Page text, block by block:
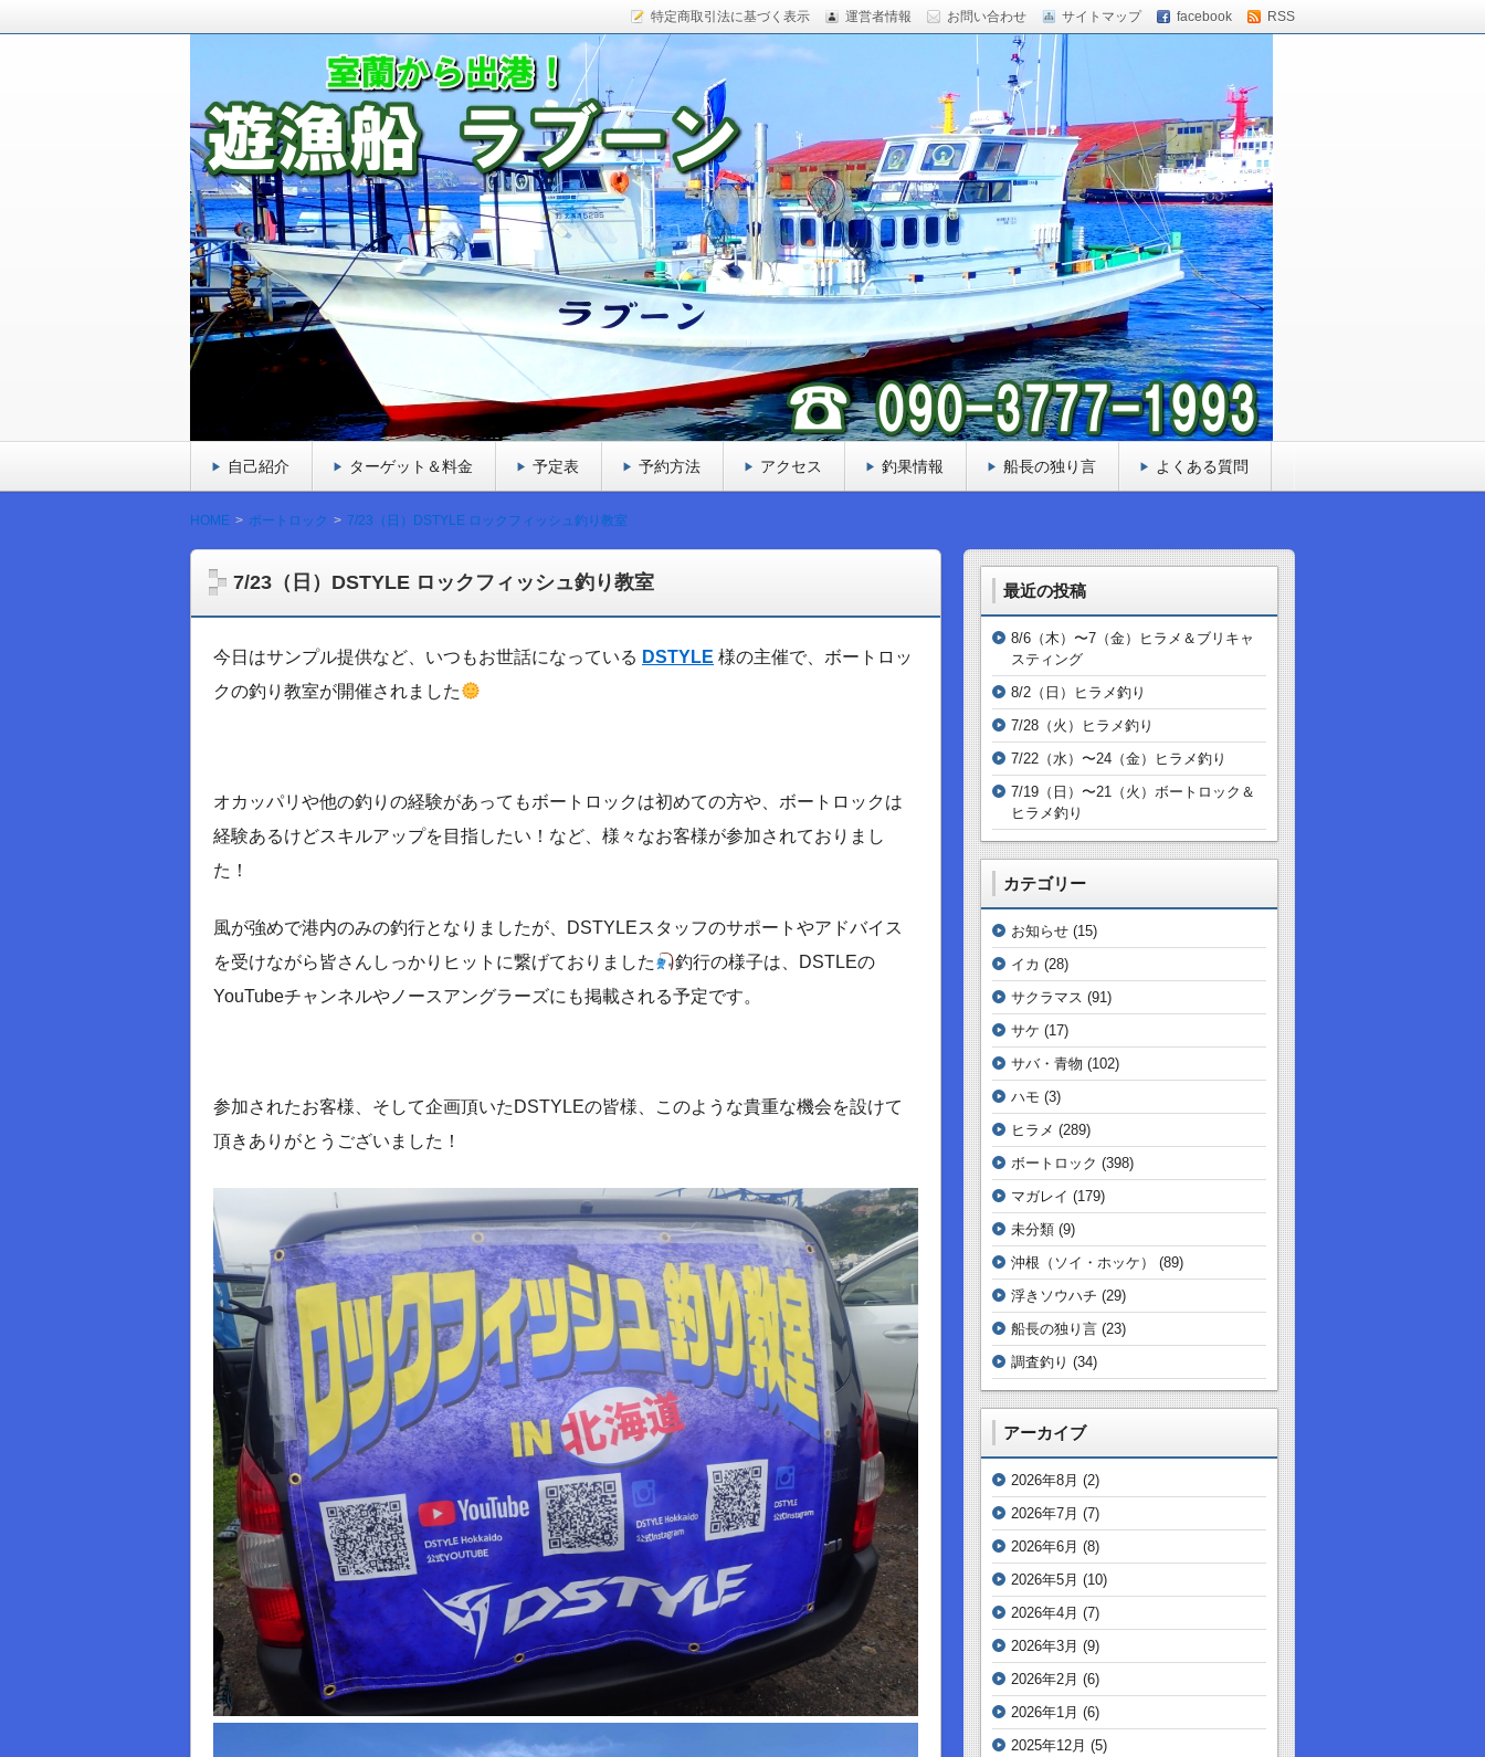
特定商取引法に基づく表示 運営者情報 お問い合わせ サイトマップ facebook RSS
室蘭 遊漁船 ラブーン
室蘭から出港している釣り船です！ロックフィッシュ、カレイ、ヒラメ、サケなど様々な魚をター
ゲットとし、お客様に満足頂ける遊漁船を目指しております。
自己紹介 ターゲット＆料金 予定表 予約方法 アクセス 釣果情報 船長の独り言 よくある質問
HOME ボートロック 7/23（日）DSTYLE ロックフィッシュ釣り教室
7/23（日）DSTYLE ロックフィッシュ釣り教室
今日はサンプル提供など、いつもお世話になっている DSTYLE 様の主催で、ボートロッ
クの釣り教室が開催されました
オカッパリや他の釣りの経験があってもボートロックは初めての方や、ボートロックは
経験あるけどスキルアップを目指したい！など、様々なお客様が参加されておりまし
た！
風が強めで港内のみの釣行となりましたが、DSTYLEスタッフのサポートやアドバイス
を受けながら皆さんしっかりヒットに繋げておりました
釣行の様子は、DSTLEの
YouTubeチャンネルやノースアングラーズにも掲載される予定です。
参加されたお客様、そして企画頂いたDSTYLEの皆様、このような貴重な機会を設けて
頂きありがとうございました！
最近の投稿
8/6（木）〜7（金）ヒラメ＆ブリキャ
スティング
8/2（日）ヒラメ釣り
7/28（火）ヒラメ釣り
7/22（水）〜24（金）ヒラメ釣り
7/19（日）〜21（火）ボートロック＆
ヒラメ釣り
カテゴリー
お知らせ (15)
イカ (28)
サクラマス (91)
サケ (17)
サバ・青物 (102)
ハモ (3)
ヒラメ (289)
ボートロック (398)
マガレイ (179)
未分類 (9)
沖根（ソイ・ホッケ）
(89)
浮きソウハチ (29)
船長の独り言 (23)
調査釣り (34)
アーカイブ
2026年8月 (2)
2026年7月 (7)
2026年6月 (8)
2026年5月 (10)
2026年4月 (7)
2026年3月 (9)
2026年2月 (6)
2026年1月 (6)
2025年12月 (5)